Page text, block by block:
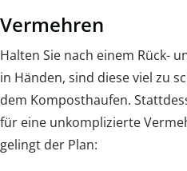
Vermehren
Halten Sie nach einem Rück-
in Händen, sind diese viel zu
dem Komposthaufen.
für eine unkomplizierte
gelingt der Plan: